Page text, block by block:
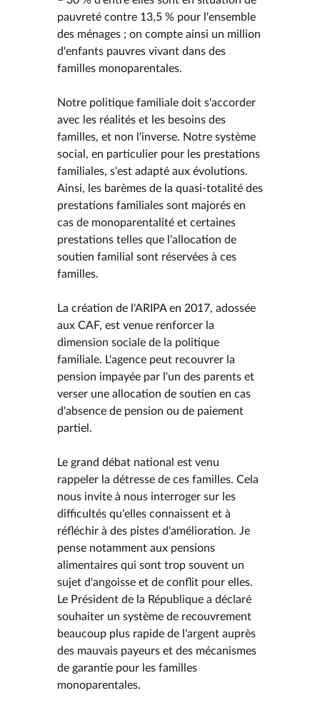
pauvreté contre 13,5 % pour l'ensemble
des ménages ; on compte ainsi un million
d'enfants pauvres vivant dans des
familles monoparentales.
Notre politique familiale doit s'accorder
avec les réalités et les besoins des
familles, et non l'inverse. Notre système
social, en particulier pour les prestations
familiales, s'est adapté aux évolutions.
Ainsi, les barèmes de la quasi-totalité des
prestations familiales sont majorés en
cas de monoparentalité et certaines
prestations telles que l'allocation de
soutien familial sont réservées à ces
familles.
La création de l'ARIPA en 2017, adossée
aux CAF, est venue renforcer la
dimension sociale de la politique
familiale. L'agence peut recouvrer la
pension impayée par l'un des parents et
verser une allocation de soutien en cas
d'absence de pension ou de paiement
partiel.
Le grand débat national est venu
rappeler la détresse de ces familles. Cela
nous invite à nous interroger sur les
difficultés qu'elles connaissent et à
réfléchir à des pistes d'amélioration. Je
pense notamment aux pensions
alimentaires qui sont trop souvent un
sujet d'angoisse et de conflit pour elles.
Le Président de la République a déclaré
souhaiter un système de recouvrement
beaucoup plus rapide de l'argent auprès
des mauvais payeurs et des mécanismes
de garantie pour les familles
monoparentales.